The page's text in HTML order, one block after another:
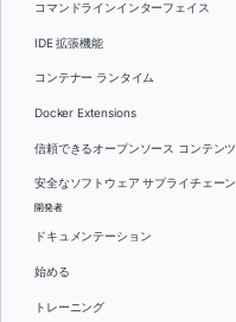
コマンドラインインターフェイス
IDE 拡張機能
コンテナー ランタイム
Docker Extensions
信頼できるオープンソース コンテンツ
安全なソフトウェア サプライチェーン
開発者
ドキュメンテーション
始める
トレーニング